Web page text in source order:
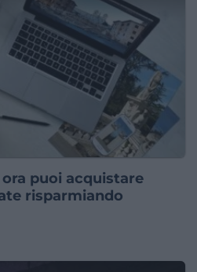
puoi acquistare
risparmiando